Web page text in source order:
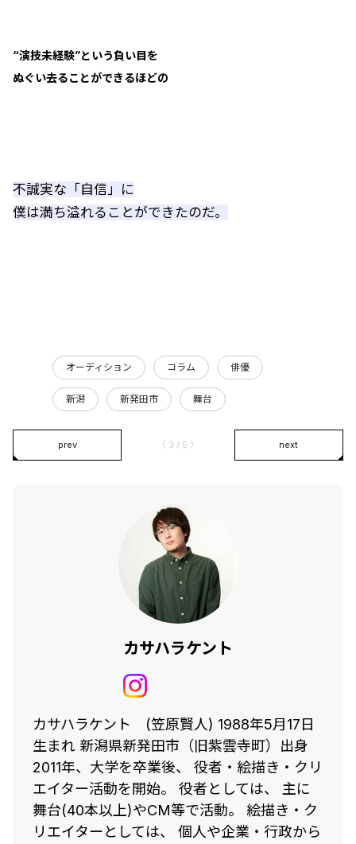
“演技未経験”という負い目を
ぬぐい去ることができるほどの
不誠実な「自信」に
僕は満ち溢れることができたのだ。
オーディション コラム 俳優
新潟 新発田市 舞台
prev 〈 3 / 5 〉 next
カサハラケント
カサハラケント (笠原賢人) 1988年5月17日
生まれ 新潟県新発田市（旧紫雲寺町）出身
2011年、大学を卒業後、 役者・絵描き・クリ
エイター活動を開始。 役者としては、 主に
舞台(40本以上)やCM等で活動。 絵描き・ク
リエイターとしては、 個人や企業・行政から